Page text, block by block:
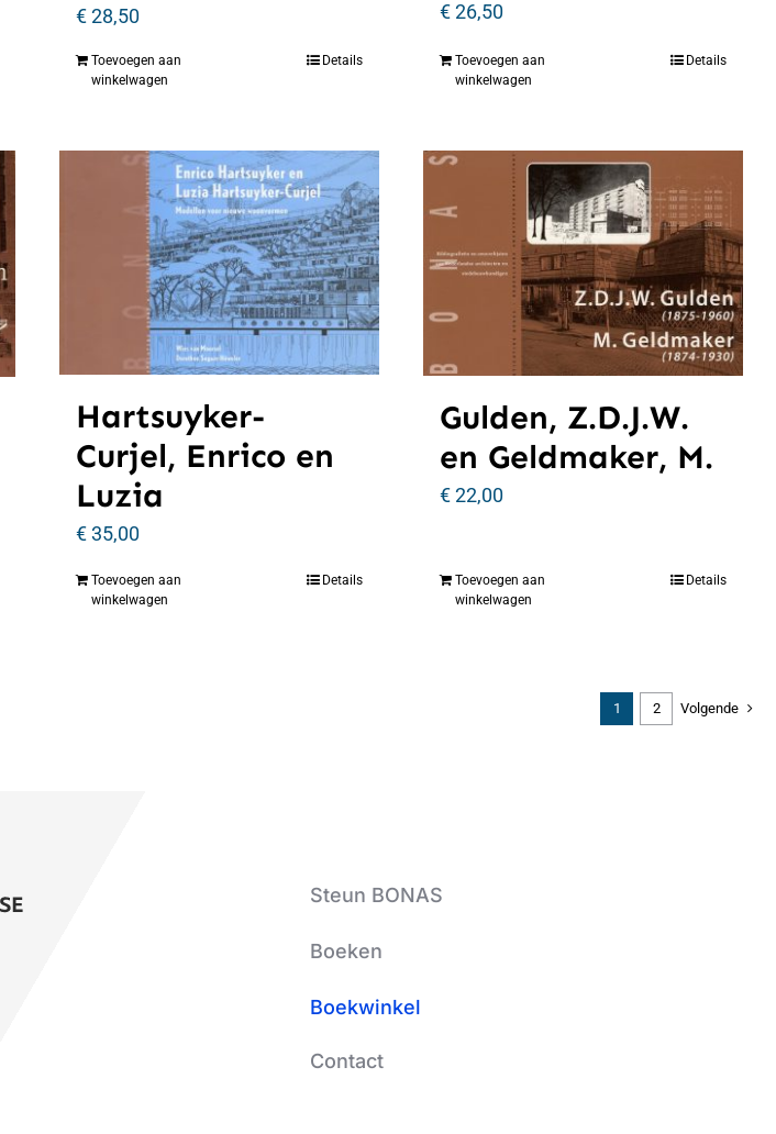
€28,50
Toevoegen aan
winkelwagen
Details
€26,50
Toevoegen aan
winkelwagen
Details
Hartsuyker-
Curjel, Enrico en
Luzia
€35,00
Toevoegen aan
winkelwagen
Details
Gulden, Z.D.J.W.
en Geldmaker, M.
€22,00
Toevoegen aan
winkelwagen
Details
1 2 Volgende
Steun BONAS
Boeken
Boekwinkel
Contact